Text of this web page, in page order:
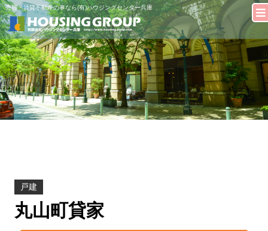
売買・賃貸不動産の事なら(有)ハウジングセンター兵庫
戸建
丸山町貸家